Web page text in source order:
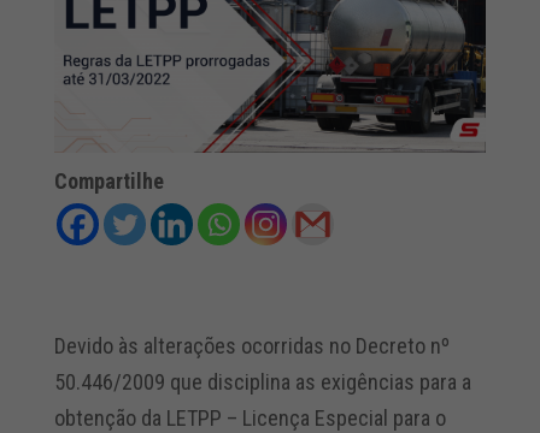
Compartilhe
Devido às alterações ocorridas no Decreto nº
50.446/2009 que disciplina as exigências para a
obtenção da LETPP – Licença Especial para o